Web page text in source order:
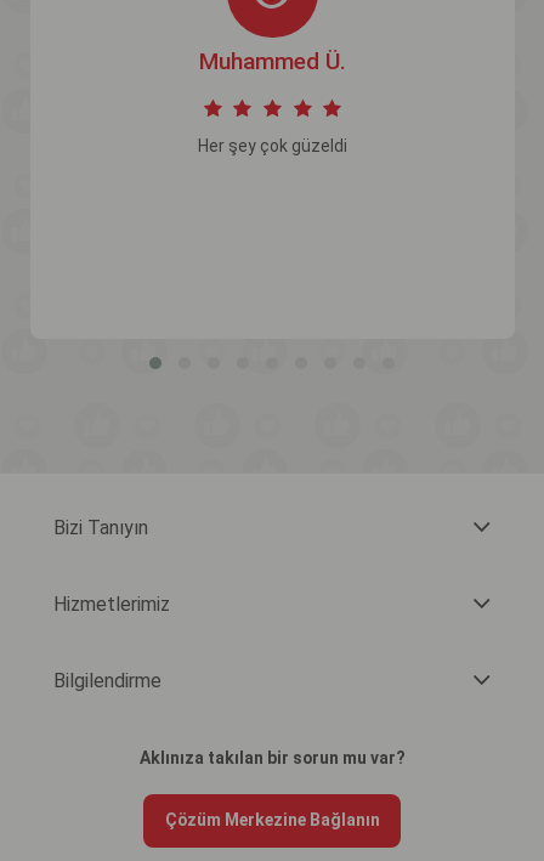
Muhammed Ü.
Her şey çok güzeldi
Bizi Tanıyın
Hizmetlerimiz
Bilgilendirme
Aklınıza takılan bir sorun mu var?
Çözüm Merkezine Bağlanın